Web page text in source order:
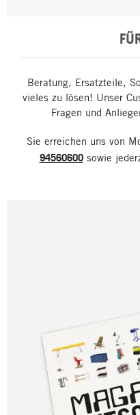
Beratung, Ersatzteile,
vieles zu lösen! Unser
Fragen und
Sie erreichen uns von
94560600sowie